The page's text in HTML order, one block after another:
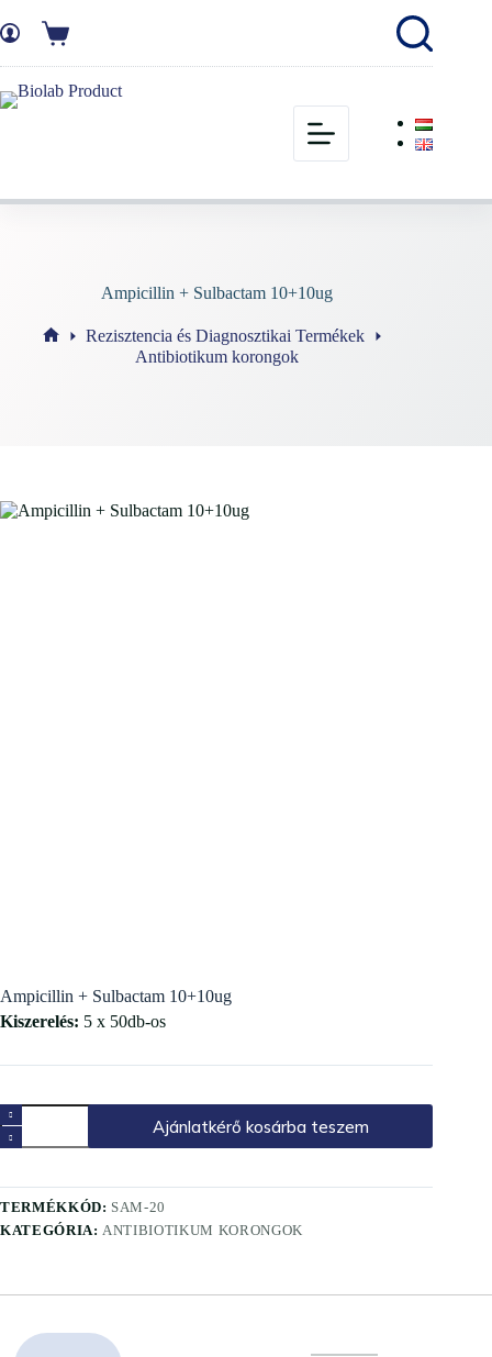
Ampicillin + Sulbactam 10+10ug
Rezisztencia és Diagnosztikai Termékek
Antibiotikum korongok
Ampicillin + Sulbactam 10+10ug
Kiszerelés: 5 x 50db-os
Ajánlatkérő kosárba teszem
TERMÉKKÓD: SAM-20
KATEGÓRIA:ANTIBIOTIKUM KORONGOK